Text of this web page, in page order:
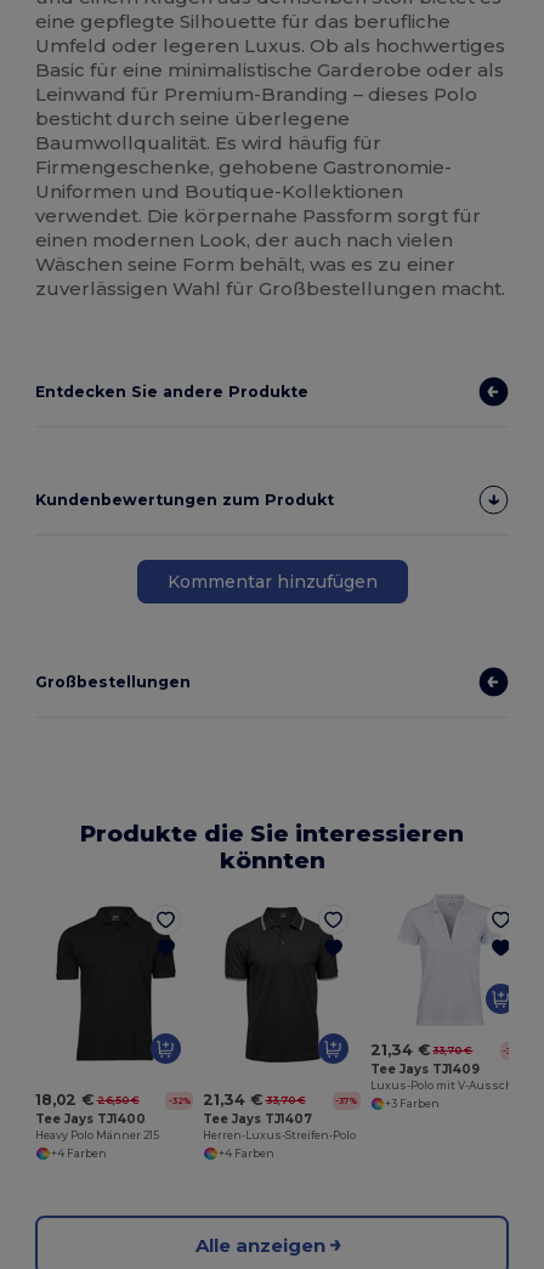
eine gepflegte Silhouette für das berufliche
Umfeld oder legeren Luxus. Ob als hochwertiges
Basic für eine minimalistische Garderobe oder als
Leinwand für Premium-Branding – dieses Polo
besticht durch seine überlegene
Baumwollqualität. Es wird häufig für
Firmengeschenke, gehobene Gastronomie-
Uniformen und Boutique-Kollektionen
verwendet. Die körpernahe Passform sorgt für
einen modernen Look, der auch nach vielen
Wäschen seine Form behält, was es zu einer
zuverlässigen Wahl für Großbestellungen macht.
Entdecken Sie andere Produkte
Kundenbewertungen zum Produkt
Kommentar hinzufügen
Großbestellungen
Produkte die Sie interessieren
könnten
18,02 € 26,50 € -32%
Tee Jays TJ1400
Heavy Polo Männer 215
+4 Farben
21,34 € 33,70 € -37%
Tee Jays TJ1407
Herren-Luxus-Streifen-Polo
+4 Farben
21,34 € 33,70 € -37%
Tee Jays TJ1409
+3 Farben
Alle anzeigen